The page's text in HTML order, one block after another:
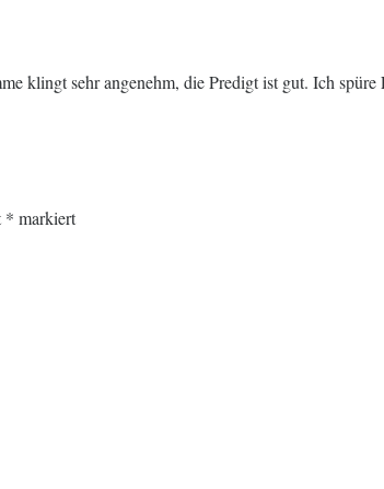
klingt sehr angenehm, die Predigt ist gut. Ich spüre
* markiert